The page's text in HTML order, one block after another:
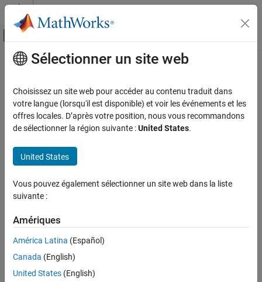
Passer au contenu
Activer/désactiver l'affichage du menu
Accueil de la documentation
Contenu principal
How useful was this information?
Sélectionner un site web
Choisissez un site web pour accéder au contenu traduit dans
votre langue (lorsqu'il est disponible) et voir les événements et les
offres locales. D’après votre position, nous vous recommandons
de sélectionner la région suivante :United States.
United States
Vous pouvez également sélectionner un site web dans la liste
suivante :
Amériques
América Latina (Español)
Canada (English)
United States (English)